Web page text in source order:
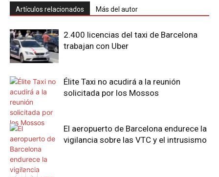
Artículos relacionados Más del autor
2.400 licencias del taxi de Barcelona
trabajan con Uber
Élite Taxi no acudirá a la reunión
solicitada por los Mossos
El aeropuerto de Barcelona endurece la
vigilancia sobre las VTC y el intrusismo